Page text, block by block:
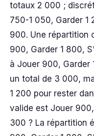
totaux 2 000 ;
750-1 050, Garder
900. Une répartition
900, Garder 1 800,
à Jouer 900,
un total de 3 000,
1 200 pour rester
valide est Jouer
300 ? La répartition